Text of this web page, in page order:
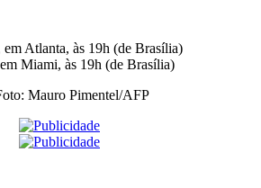
Atlanta, às 19h (de Brasília)
Miami, às 19h (de Brasília)
Mauro Pimentel/AFP